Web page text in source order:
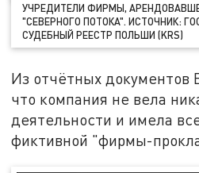
УЧРЕДИТЕЛИ ФИРМЫ,
"СЕВЕРНОГО ПОТОКА". ИСТОЧНИК:
СУДЕБНЫЙ РЕЕСТР ПОЛЬШИ (KRS)
Из отчётных документов
что компания не вела
деятельности и имела
фиктивной "фирмы-